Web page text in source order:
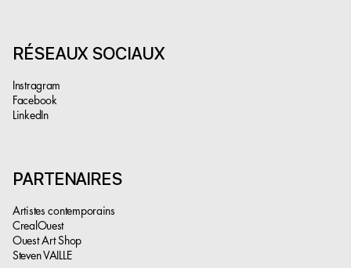
RÉSEAUX SOCIAUX
Instragram
Facebook
LinkedIn
PARTENAIRES
Artistes contemporains
CrealOuest
Ouest Art Shop
Steven VAILLE